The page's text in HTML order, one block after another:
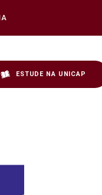
ESTUDE NA UNICAP